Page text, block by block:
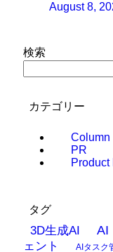
August 8,
検索
カテゴリー
Column
PR
Product
タグ
3D生成AI AI
ェント
AIタスク